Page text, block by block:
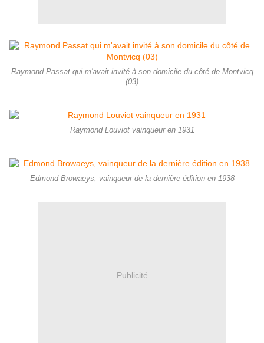
Raymond Passat qui m'avait invité à son domicile du côté de Montvicq
(03)
Raymond Louviot vainqueur en 1931
Edmond Browaeys, vainqueur de la dernière édition en 1938
Publicité